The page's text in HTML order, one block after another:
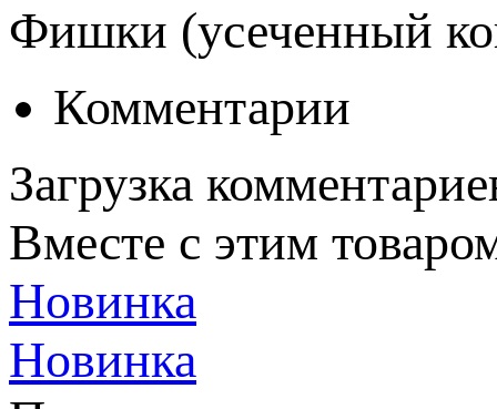
Фишки (усеченный
Комментарии
Загрузка
Вместе с этим
Новинка
Новинка